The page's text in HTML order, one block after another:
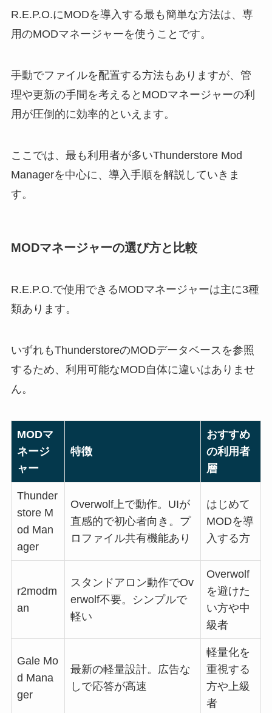
R.E.P.O.にMODを導入する最も簡単な方法は、専
用のMODマネージャーを使うことです。
手動でファイルを配置する方法もありますが、管
理や更新の手間を考えるとMODマネージャーの利
用が圧倒的に効率的といえます。
ここでは、最も利用者が多いThunderstore Mod
Managerを中心に、導入手順を解説していきま
す。
MODマネージャーの選び方と比較
R.E.P.O.で使用できるMODマネージャーは主に3種
類あります。
いずれもThunderstoreのMODデータベースを参照
するため、利用可能なMOD自体に違いはありませ
ん。
MODマ
ネージ
ャー
特徴
おすすめ
の利用者
層
Thunder
store M
od Man
ager
Overwolf上で動作。UIが
直感的で初心者向き。プ
ロファイル共有機能あり
はじめて
MODを導
入する方
r2modm
an
スタンドアロン動作でOv
erwolf不要。シンプルで
軽い
Overwolf
を避けた
い方や中
級者
Gale Mo
d Mana
ger
最新の軽量設計。広告な
しで応答が高速
軽量化を
重視する
方や上級
者